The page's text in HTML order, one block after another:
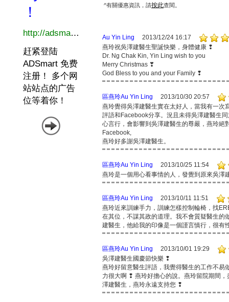
^有關優惠資訊，請按此查閱。
Au Yin Ling
2013/12/24 16:17
燕玲祝吳澤建醫生聖誕快樂，身體健康 ❢
Dr. Ng Chak Kin, Yin Ling wish to you
Merry Christmas ❣
God Bless to you and your Family ❢
區燕玲Au Yin Ling
2013/10/30 20:57
燕玲覺得吳澤建醫生實在太好人，當我有一次
評語和Facebook分享。況且未得吳澤建醫生
心言行，會影響到吳澤建醫生的尊嚴，燕玲
Facebook,
燕玲好多謝吳澤建醫生。
區燕玲Au Yin Ling
2013/10/25 11:54
燕玲是一個用心看事情的人，發覺到原來吳澤
區燕玲Au Yin Ling
2013/10/11 11:51
燕玲近來訓練手力，訓練怎樣控制輪椅，找
在其位，不謀其政的道理。我不會質疑醫生的
建醫生，他給我的印像是一個謹言慎行，很有
區燕玲Au Yin Ling
2013/10/01 19:29
吳澤建醫生國慶節快樂 ❢
燕玲好留意醫生評語，我覺得醫生的工作不易
力很大啊 ❢ 燕玲好擔心的說。燕玲留院期間
澤建醫生，燕玲永遠支持您 ❢